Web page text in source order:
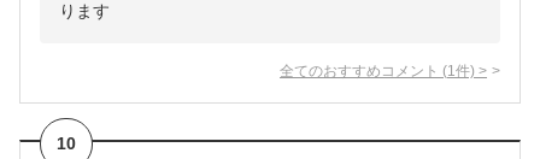
ります
全てのおすすめコメント (1 件) >
10